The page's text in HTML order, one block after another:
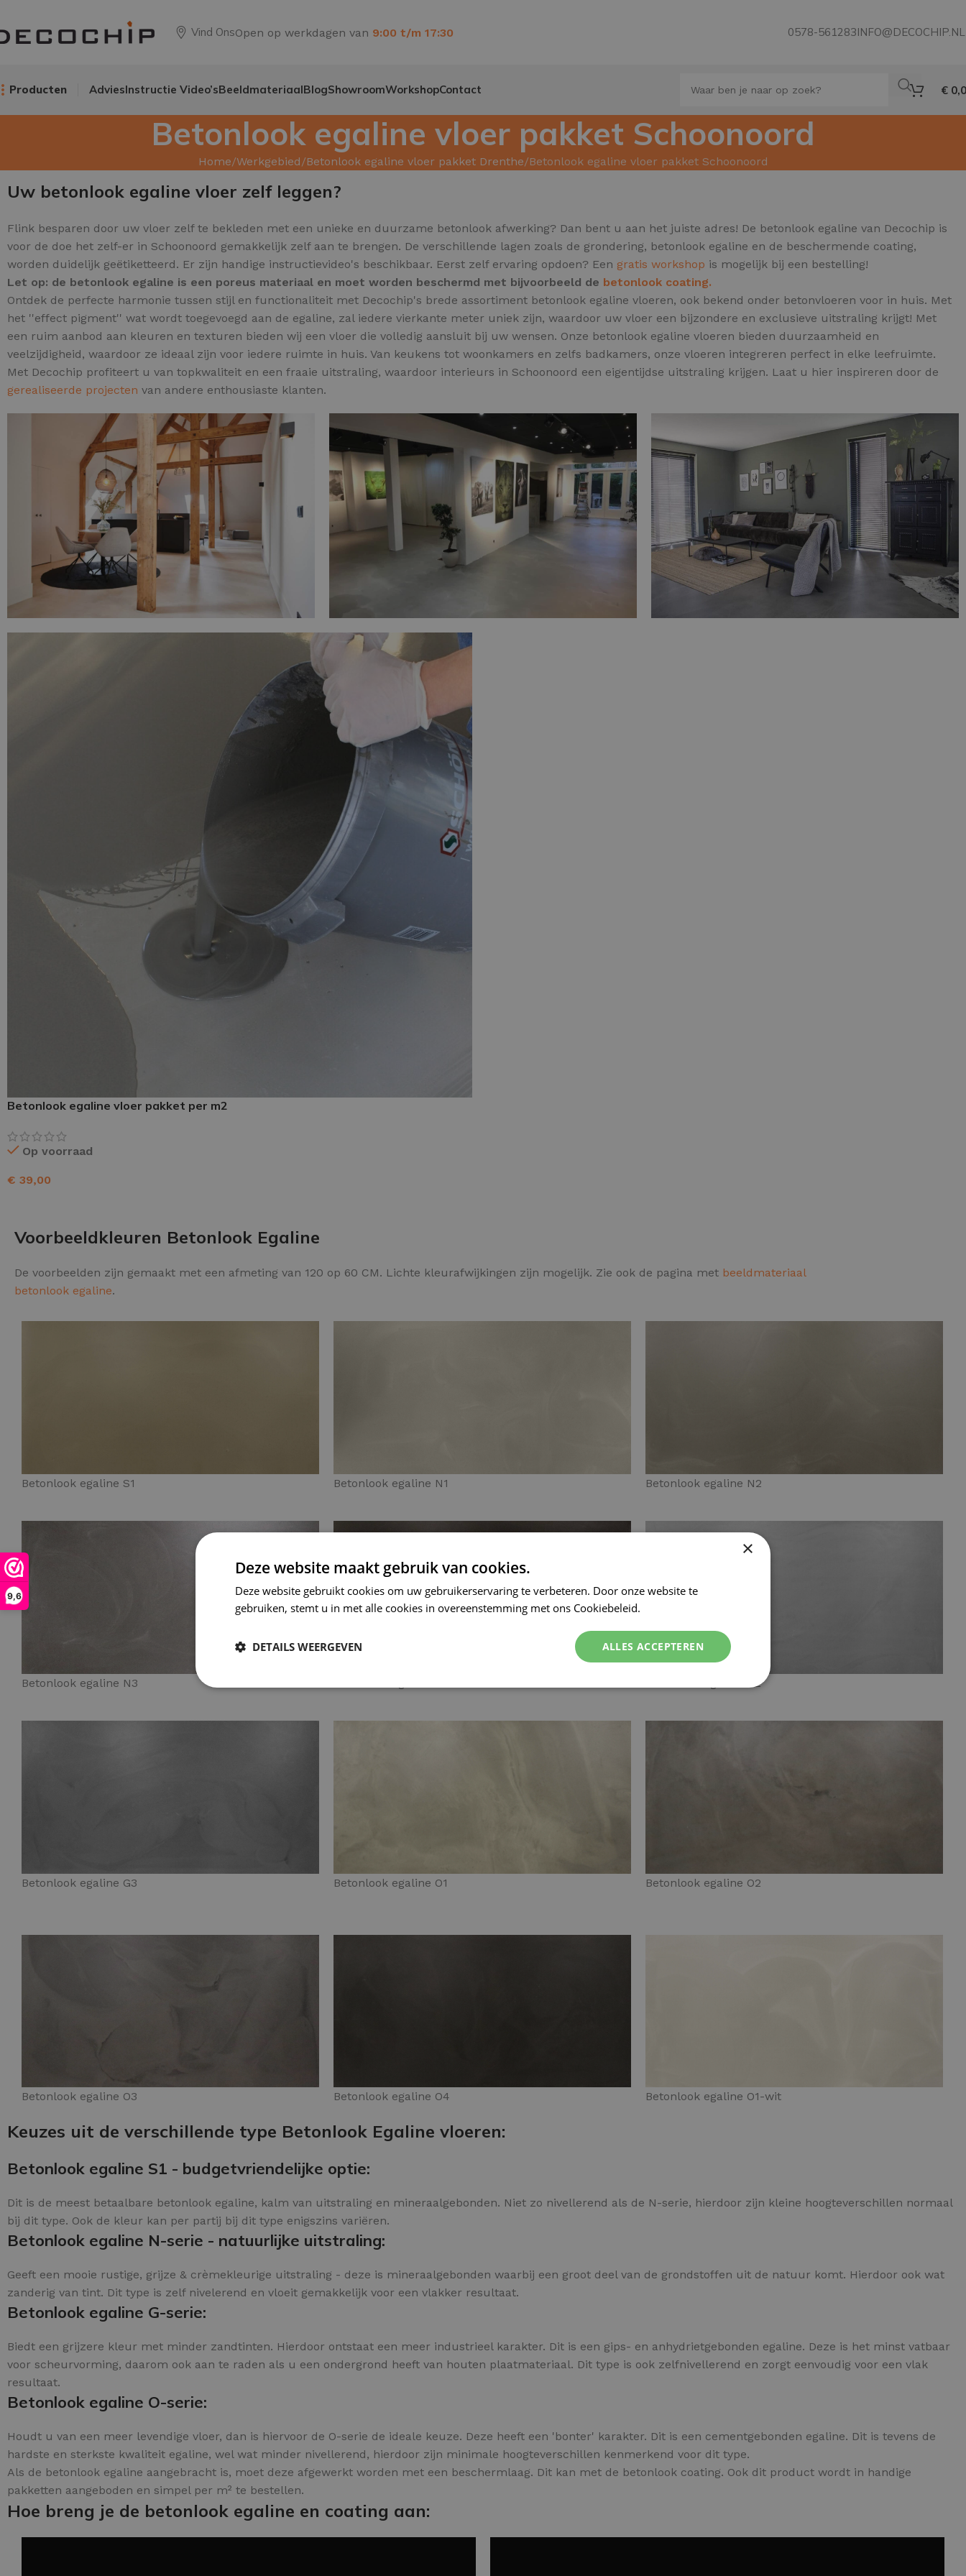
9,6
Vind OnsOpen op werkdagen van 9:00 t/m 17:30 0578-561283INFO@DECOCHIP.NL
Producten
Impregneer snel
Tegelprimer
Schraaplaag PU
EPOXY GIETVLOER
Gietvloer bedrijfsruimte
Gietvloer garage
Toplaag transparant
Toplaag anti-slip
Budget toplaag
Toplaag in kleur
AdviesInstructie Video’sBeeldmateriaalBlogShowroomWorkshopContact €
Betonlook egaline vloer pakket Schoonoord
Home Werkgebied Betonlook egaline vloer pakket Drenthe Betonlook egaline vloer pakket Schoonoord
Uw betonlook egaline vloer zelf leggen?
Flink besparen door uw vloer zelf te bekleden met een unieke en duurzame betonlook afwerking? Dan bent u aan het juiste adres! De betonlook egaline van Decochip is
voor de doe het zelf-er in Schoonoord gemakkelijk zelf aan te brengen. De verschillende lagen zoals de grondering, betonlook egaline en de beschermende coating,
worden duidelijk geëtiketteerd. Er zijn handige instructievideo's beschikbaar. Eerst zelf ervaring opdoen? Een gratis workshop is mogelijk bij een bestelling!
Let op: de betonlook egaline is een poreus materiaal en moet worden beschermd met bijvoorbeeld de betonlook coating.
Ontdek de perfecte harmonie tussen stijl en functionaliteit met Decochip's brede assortiment betonlook egaline vloeren, ook bekend onder betonvloeren voor in huis. Met
het ''effect pigment'' wat wordt toegevoegd aan de egaline, zal iedere vierkante meter uniek zijn, waardoor uw vloer een bijzondere en exclusieve uitstraling krijgt! Met
een ruim aanbod aan kleuren en texturen bieden wij een vloer die volledig aansluit bij uw wensen. Onze betonlook egaline vloeren bieden duurzaamheid en
veelzijdigheid, waardoor ze ideaal zijn voor iedere ruimte in huis. Van keukens tot woonkamers en zelfs badkamers, onze vloeren integreren perfect in elke leefruimte.
Met Decochip profiteert u van topkwaliteit en een fraaie uitstraling, waardoor interieurs in Schoonoord een eigentijdse uitstraling krijgen. Laat u hier inspireren door de
gerealiseerde projecten van andere enthousiaste klanten.
Betonlook egaline vloer pakket per m2
Op voorraad
€ 39,00
Voorbeeldkleuren Betonlook Egaline
De voorbeelden zijn gemaakt met een afmeting van 120 op 60 CM. Lichte kleurafwijkingen zijn mogelijk. Zie ook de pagina met beeldmateriaal
betonlook egaline.
Betonlook egaline S1 Betonlook egaline N1 Betonlook egaline N2
Betonlook egaline N3 Betonlook egaline G2
Betonlook egaline G3 Betonlook egaline O1 Betonlook egaline O2
Betonlook egaline O3 Betonlook egaline O4 Betonlook egaline O1-wit
Keuzes uit de verschillende type Betonlook Egaline vloeren:
Betonlook egaline S1 - budgetvriendelijke optie:
Dit is de meest betaalbare betonlook egaline, kalm van uitstraling en mineraalgebonden. Niet zo nivellerend als de N-serie, hierdoor zijn kleine hoogteverschillen normaal
bij dit type. Ook de kleur kan per partij bij dit type enigszins variëren.
Betonlook egaline N-serie - natuurlijke uitstraling:
Geeft een mooie rustige, grijze & crèmekleurige uitstraling - deze is mineraalgebonden waarbij een groot deel van de grondstoffen uit de natuur komt. Hierdoor ook wat
zanderig van tint. Dit type is zelf nivelerend en vloeit gemakkelijk voor een vlakker resultaat.
Betonlook egaline G-serie:
Biedt een grijzere kleur met minder zandtinten. Hierdoor ontstaat een meer industrieel karakter. Dit is een gips- en anhydrietgebonden egaline. Deze is het minst vatbaar
voor scheurvorming, daarom ook aan te raden als u een ondergrond heeft van houten plaatmateriaal. Dit type is ook zelfnivellerend en zorgt eenvoudig voor een vlak
resultaat.
Betonlook egaline O-serie:
Houdt u van een meer levendige vloer, dan is hiervoor de O-serie de ideale keuze. Deze heeft een 'bonter' karakter. Dit is een cementgebonden egaline. Dit is tevens de
hardste en sterkste kwaliteit egaline, wel wat minder nivellerend, hierdoor zijn minimale hoogteverschillen kenmerkend voor dit type.
Als de betonlook egaline aangebracht is, moet deze afgewerkt worden met een beschermlaag. Dit kan met de betonlook coating. Ook dit product wordt in handige
pakketten aangeboden en simpel per m² te bestellen.
Hoe breng je de betonlook egaline en coating aan:
×
Deze website maakt gebruik van cookies.
Deze website gebruikt cookies om uw gebruikerservaring te verbeteren. Door onze website te
gebruiken, stemt u in met alle cookies in overeenstemming met ons Cookiebeleid.
ALLES ACCEPTEREN
DETAILS WEERGEVEN